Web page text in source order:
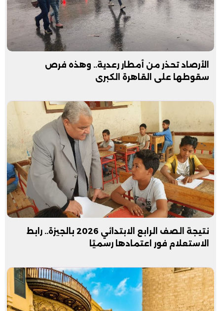
الأرصاد تحذر من أمطار رعدية.. وهذه فرص
سقوطها على القاهرة الكبرى
نتيجة الصف الرابع الابتدائي 2026 بالجيزة.. رابط
الاستعلام فور اعتمادها رسميًا